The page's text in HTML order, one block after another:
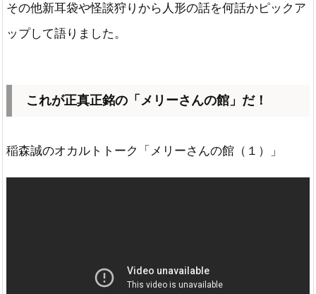
その他新耳袋や怪談狩りから人形の話を何話かピックア
ップして語りました。
これが正真正銘の「メリーさんの館」だ！
稲森誠のオカルトトーク「メリーさんの館（１）」